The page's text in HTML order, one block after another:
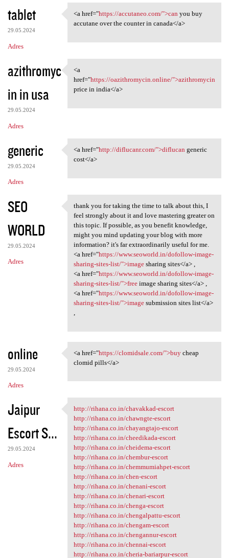
K
o
m
e
n
t
a
r
z
tablet
29.05.2024
Adres
<a href="https://accutaneo
<a href="https://accutaneo.com/">can you buy
accutane over the counter in canada</a>
azithromyc
in in usa
29.05.2024
Adres
<a href="https:/
<a
href="https://oazithromycin.online/">azithromycin
price in india</a>
generic
29.05.2024
Adres
<a href="http://diflucanr.com
<a href="http://diflucanr.com/">diflucan generic
cost</a>
SEO
WORLD
29.05.2024
Adres
thank you for taking the time
thank you for taking the time to talk about this, I
feel strongly about it and love mastering greater on
this topic. If possible, as you benefit knowledge,
might you mind updating your blog with more
information? it's far extraordinarily useful for me.
<a href="https://www.seoworld.in/dofollow-image-
sharing-sites-list/">imagesharing sites</a> ,
<a href="https://www.seoworld.in/dofollow-image-
sharing-sites-list/">freeimage sharing sites</a> ,
<a href="https://www.seoworld.in/dofollow-image-
sharing-sites-list/">imagesubmission sites list</a>
,
online
29.05.2024
Adres
<a href="https://clomidsale
<a href="https://clomidsale.com/">buycheap
clomid pills</a>
Jaipur
Escort S...
29.05.2024
Adres
http://rihana.co.in/chavakkad
http://rihana.co.in/chavakkad-escort
http://rihana.co.in/chawngte-escort
http://rihana.co.in/chayangtajo-escort
http://rihana.co.in/cheedikada-escort
http://rihana.co.in/cheidema-escort
http://rihana.co.in/chembur-escort
http://rihana.co.in/chemmumiahpet-escort
http://rihana.co.in/chen-escort
http://rihana.co.in/chenani-escort
http://rihana.co.in/chenari-escort
http://rihana.co.in/chenga-escort
http://rihana.co.in/chengalpattu-escort
http://rihana.co.in/chengam-escort
http://rihana.co.in/chengannur-escort
http://rihana.co.in/chennai-escort
http://rihana.co.in/cheria-bariarpur-escort